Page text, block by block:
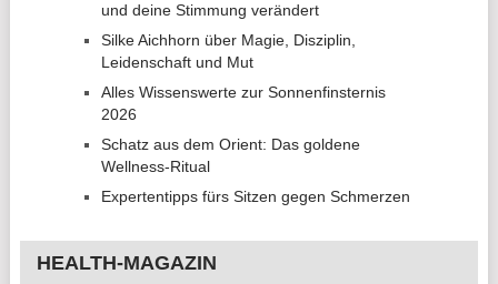
und deine Stimmung verändert
Silke Aichhorn über Magie, Disziplin,
Leidenschaft und Mut
Alles Wissenswerte zur Sonnenfinsternis
2026
Schatz aus dem Orient: Das goldene
Wellness-Ritual
Expertentipps fürs Sitzen gegen Schmerzen
HEALTH-MAGAZIN